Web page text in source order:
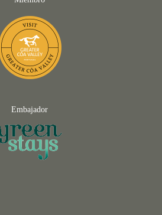
Embajador